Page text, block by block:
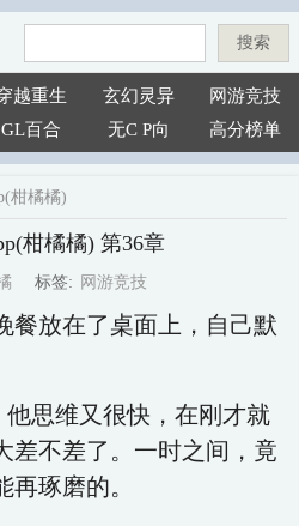
搜索
越重生 玄幻灵异
网游竞技
GL百合 无C P向 高分榜单
柑橘橘)
柑橘橘) 第36章
标签: 网游竞技
餐放在了桌面上，自己默
他思维又很快，在刚才就
差不差了。一时之间，竟
琢磨的。